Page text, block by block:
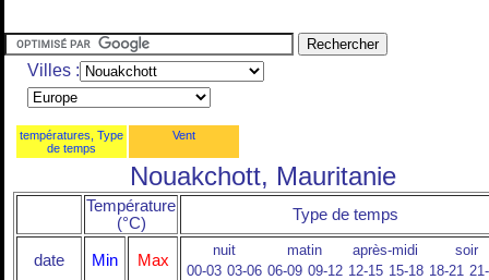
Villes :
températures, Type
de temps
Vent
Nouakchott, Mauritanie
Température
(°C)
Type de temps
date Min Max
nuit matin après-midi
soir
00-03 03-06 06-09 09-12 12-15 15-18 18-21